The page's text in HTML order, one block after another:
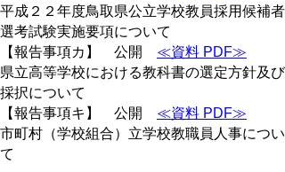
平成２２年度鳥取県公立学校教員採用候補者
選考試験実施要項について
【報告事項カ】 公開 ≪資料 PDF≫
県立高等学校における教科書の選定方針及び
採択について
【報告事項キ】 公開 ≪資料 PDF≫
市町村（学校組合）立学校教職員人事につい
て